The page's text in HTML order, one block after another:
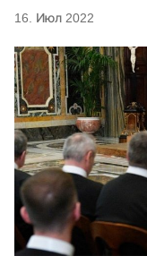
16. Июл 2022